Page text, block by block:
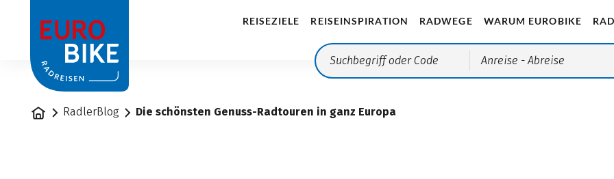
REISEZIELE REISEINSPIRATION RADWEGE WARUM EUROBIKE
Anreise - Abreise
StartseiteRadlerBlog Die schönsten Genuss-Radtouren in ganz Europa